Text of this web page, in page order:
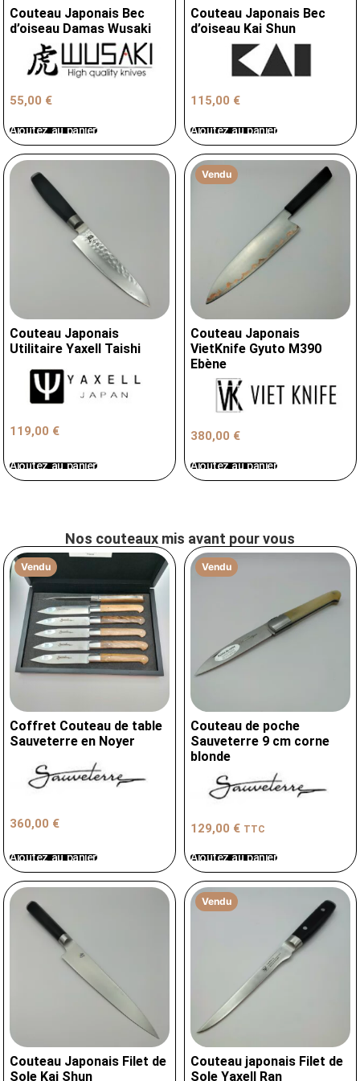
Couteau Japonais Bec
d’oiseau Damas Wusaki
55,00 €
Ajoutez au panier
Couteau Japonais Bec
d’oiseau Kai Shun
115,00 €
Ajoutez au panier
Couteau Japonais
Utilitaire Yaxell Taishi
119,00 €
Ajoutez au panier
Vendu
Couteau Japonais
VietKnife Gyuto M390
Ebène
380,00 €
Ajoutez au panier
Nos couteaux mis avant pour vous
Vendu
Coffret Couteau de table
Sauveterre en Noyer
360,00 €
Ajoutez au panier
Vendu
Couteau de poche
Sauveterre 9 cm corne
blonde
129,00 € TTC
Ajoutez au panier
Couteau Japonais Filet de
Sole Kai Shun
Vendu
Couteau japonais Filet de
Sole Yaxell Ran